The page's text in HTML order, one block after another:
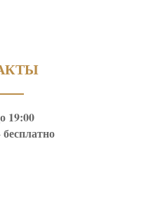
19:00
бесплатно